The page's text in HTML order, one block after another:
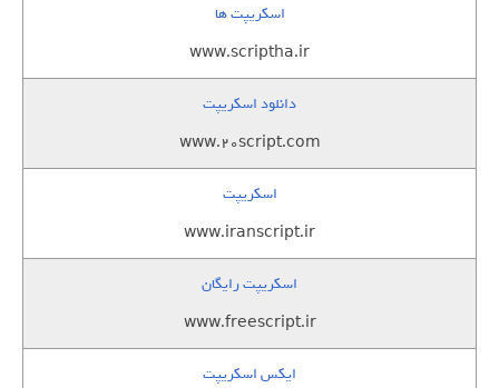
اسکریپت ها
www.scriptha.ir
دانلود اسکریپت
www.20script.com
اسکریپت
www.iranscript.ir
اسکریپت رایگان
www.freescript.ir
ایکس اسکریپت